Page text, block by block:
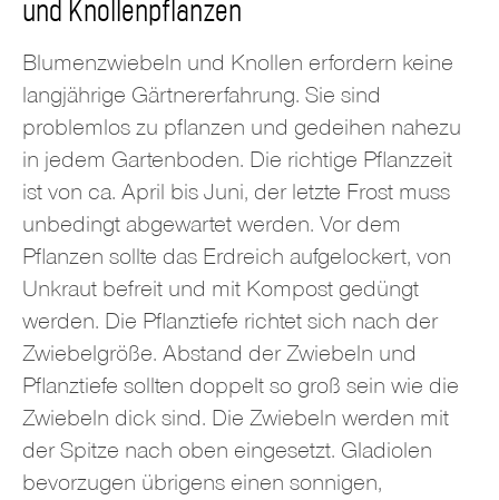
und Knollenpflanzen
Blumenzwiebeln und Knollen erfordern keine
langjährige Gärtnererfahrung. Sie sind
problemlos zu pflanzen und gedeihen nahezu
in jedem Gartenboden. Die richtige Pflanzzeit
ist von ca. April bis Juni, der letzte Frost muss
unbedingt abgewartet werden. Vor dem
Pflanzen sollte das Erdreich aufgelockert, von
Unkraut befreit und mit Kompost gedüngt
werden. Die Pflanztiefe richtet sich nach der
Zwiebelgröße. Abstand der Zwiebeln und
Pflanztiefe sollten doppelt so groß sein wie die
Zwiebeln dick sind. Die Zwiebeln werden mit
der Spitze nach oben eingesetzt. Gladiolen
bevorzugen übrigens einen sonnigen,